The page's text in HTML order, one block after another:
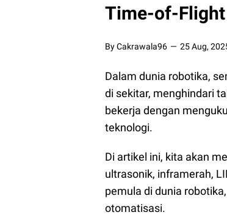
Time-of-Flight
By Cakrawala96 25 Aug,
Dalam dunia robotika,
di sekitar, menghindari
bekerja dengan
teknologi.
Di artikel ini, kita akan
ultrasonik, inframerah,
pemula di dunia
otomatisasi.